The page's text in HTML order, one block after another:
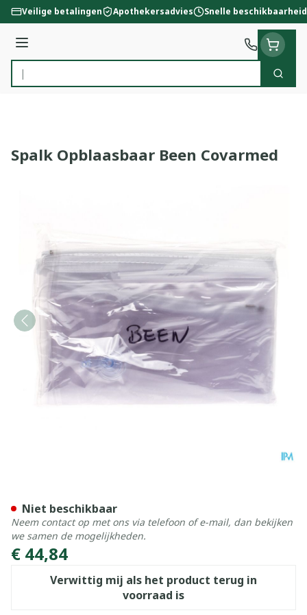
Ga naar de inhoud
Veilige betalingen Apothekersadvies Snelle beschikbaarheid
Menu
Product, merk, categorie...
Zoek
Spalk Opblaasbaar Been Covarmed
€ 44,84
Verwittig mij als het product terug in
voorraad is
Niet beschikbaar
Neem contact op met ons via telefoon of e-mail, dan bekijken
we samen de mogelijkheden.